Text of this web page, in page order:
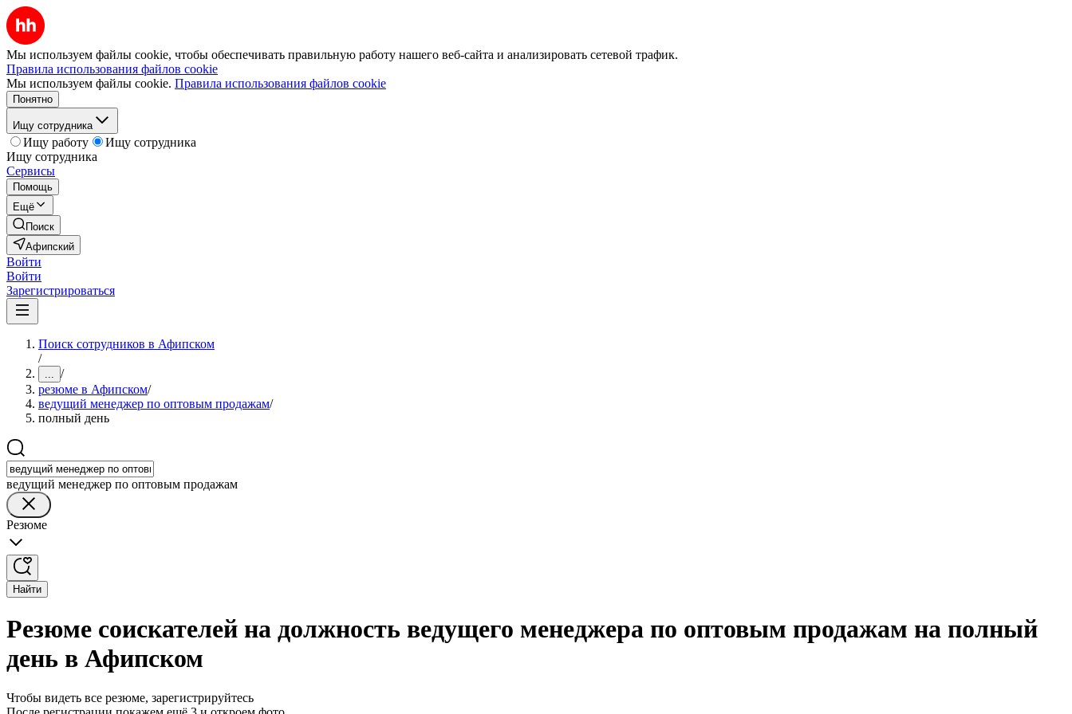
Мы используем файлы cookie, чтобы обеспечивать правильную работу нашего веб-сайта и анализировать сетевой трафик.
Правила использования файлов cookie
Мы используем файлы cookie. Правила использования файлов cookie
Понятно
Ищу сотрудника
Ищу работу
Ищу сотрудника
Ищу сотрудника
Сервисы
Помощь
Ещё
Поиск
Афипский
Войти
Войти
Зарегистрироваться
Поиск сотрудников в Афипском
/
... /
резюме в Афипском/
ведущий менеджер по оптовым продажам/
полный день
ведущий менеджер по оптовым продажам
Резюме
Найти
Резюме соискателей на должность ведущего менеджера по оптовым продажам на полный
день в Афипском
Чтобы видеть все резюме, зарегистрируйтесь